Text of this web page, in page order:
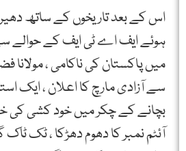
اس کے بعد تاریخوں کے ساتھ
ہوئے ایف اے ٹی ایف کے حوالے
میں پاکستان کی ناکامی ،
سے آزادی مارچ کا اعلان ، ایک
بچانے کے چکر میں خود کشی کی
آئٹم نمبر کا دھوم دھڑکا ، ٹک